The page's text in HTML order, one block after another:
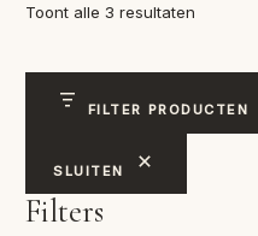
Toont alle 3 resultaten
FILTER PRODUCTEN
SLUITEN
Filters